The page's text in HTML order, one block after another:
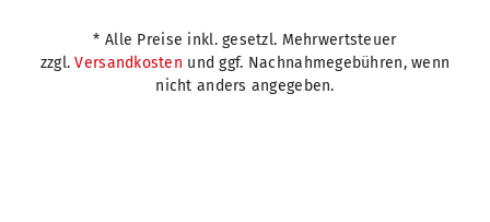
* Alle Preise inkl. gesetzl. Mehrwertsteuer
zzgl.Versandkosten und ggf. Nachnahmegebühren, wenn
nicht anders angegeben.